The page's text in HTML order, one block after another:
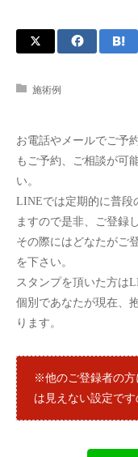
施術例
お電話やメールでご予
もご予約、ご相談が可
い。
LINEでは定期的に普段
ますので是非、ご登録
その際にはどなたがご
を下さい。
スタンプを頂いた方は
個別であなたが現在、
ります。
※他のご登録者の方
は見えない設定です